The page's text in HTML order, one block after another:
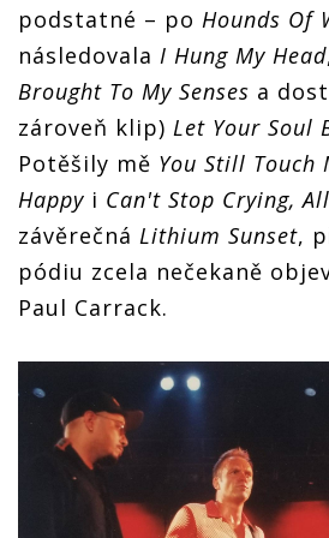
podstatné – po Hounds Of
následovala I Hung My Head
Brought To My Senses a
zároveň klip) Let Your Soul
Potěšily mě You Still Touch
Happy i Can't Stop Crying,
závěrečná Lithium Sunset,
pódiu zcela nečekaně
Paul Carrack.